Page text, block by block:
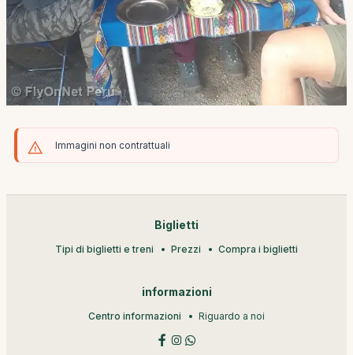
Immagini non contrattuali
Biglietti
Tipi di biglietti e treni Prezzi Compra i biglietti
informazioni
Centro informazioni Riguardo a noi